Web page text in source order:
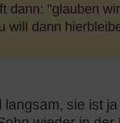
dann: "glauben
will dann
langsam, sie ist